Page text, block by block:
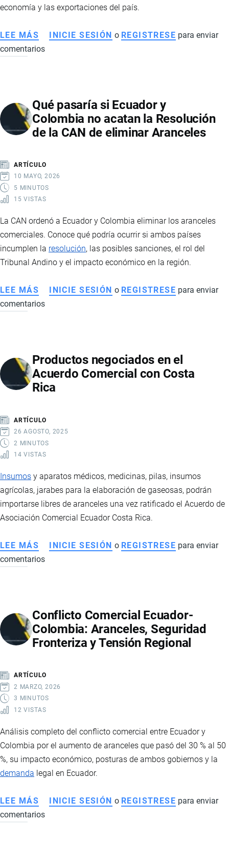
economía y las exportaciones del país.
LEE MÁS SOBRE
ACUERDO
ECUADOR
Y
ESTADOS
SOBRETASAS
ARANCELARIAS
INICIE SESIÓN o REGISTRESE para enviar
comentarios
Qué pasaría si Ecuador y
Colombia no acatan la Resolución
de la CAN de eliminar Aranceles
ARTÍCULO
10 MAYO, 2026
5 MINUTOS
15 VISTAS
La CAN ordenó a Ecuador y Colombia eliminar los aranceles
comerciales. Conoce qué podría ocurrir si ambos países
incumplen la resolución, las posibles sanciones, el rol del
Tribunal Andino y el impacto económico en la región.
LEE MÁS SOBRE
QUÉ
Y
COLOMBIA
NO
RESOLUCIÓN
DE
LA
DE
ELIMINAR
INICIE SESIÓN o REGISTRESE para enviar
comentarios
Productos negociados en el
Acuerdo Comercial con Costa
Rica
ARTÍCULO
26 AGOSTO, 2025
2 MINUTOS
14 VISTAS
Insumos y aparatos médicos, medicinas, pilas, insumos
agrícolas, jarabes para la elaboración de gaseosas, podrán
importarse libres de aranceles una vez ratificado el Acuerdo de
Asociación Comercial Ecuador Costa Rica.
LEE MÁS SOBRE
PRODUCTOS
ACUERDO
COMERCIAL
CON
INICIE SESIÓN o REGISTRESE para enviar
comentarios
Conflicto Comercial Ecuador-
Colombia: Aranceles, Seguridad
Fronteriza y Tensión Regional
ARTÍCULO
2 MARZO, 2026
3 MINUTOS
12 VISTAS
Análisis completo del conflicto comercial entre Ecuador y
Colombia por el aumento de aranceles que pasó del 30 % al 50
%, su impacto económico, posturas de ambos gobiernos y la
demanda legal en Ecuador.
LEE MÁS SOBRE
CONFLICTO
INICIE SESIÓN o REGISTRESE para enviar
comentarios